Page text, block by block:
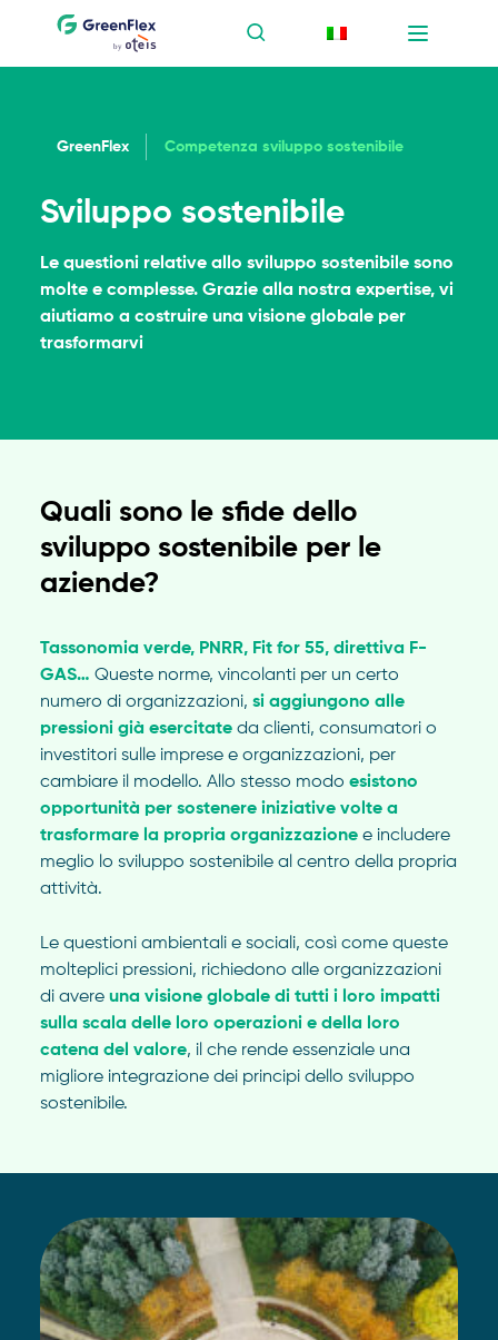
GreenFlex Competenza sviluppo sostenibile
Sviluppo sostenibile
Le questioni relative allo sviluppo sostenibile sono
molte e complesse. Grazie alla nostra expertise, vi
aiutiamo a costruire una visione globale per
trasformarvi
Quali sono le sfide dello
sviluppo sostenibile per le
aziende?
Tassonomia verde, PNRR, Fit for 55, direttiva F-
GAS… Queste norme, vincolanti per un certo
numero di organizzazioni, si aggiungono alle
pressioni già esercitate da clienti, consumatori o
investitori sulle imprese e organizzazioni, per
cambiare il modello. Allo stesso modo esistono
opportunità per sostenere iniziative volte a
trasformare la propria organizzazione e includere
meglio lo sviluppo sostenibile al centro della propria
attività.
Le questioni ambientali e sociali, così come queste
molteplici pressioni, richiedono alle organizzazioni
di avere una visione globale di tutti i loro impatti
sulla scala delle loro operazioni e della loro
catena del valore, il che rende essenziale una
migliore integrazione dei principi dello sviluppo
sostenibile.